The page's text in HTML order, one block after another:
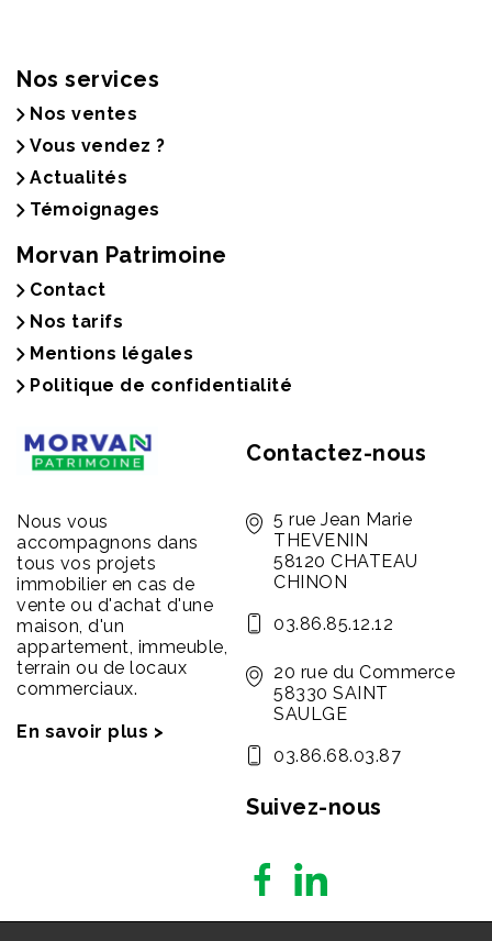
Nos services
Nos ventes
Vous vendez ?
Actualités
Témoignages
Morvan Patrimoine
Contact
Nos tarifs
Mentions légales
Politique de confidentialité
Nous vous
accompagnons dans
tous vos projets
immobilier en cas de
vente ou d'achat d'une
maison, d'un
appartement, immeuble,
terrain ou de locaux
commerciaux.
En savoir plus >
Contactez-nous
5 rue Jean Marie
THEVENIN
58120 CHATEAU
CHINON
03.86.85.12.12
20 rue du Commerce
58330 SAINT
SAULGE
03.86.68.03.87
Suivez-nous